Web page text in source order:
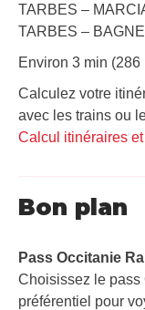
TARBES –
TARBES –
Environ 3 min (286
Calculez votre
avec les trains ou
Calcul itinéraires
Bon plan
Pass Occitanie
Choisissez le pass
préférentiel pour